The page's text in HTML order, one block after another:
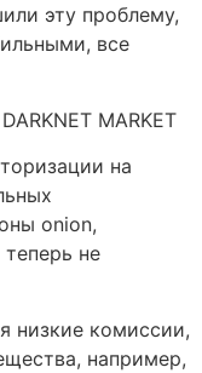
эту проблему,
все
MARKET
на
onion,
не
низкие комиссии,
например,